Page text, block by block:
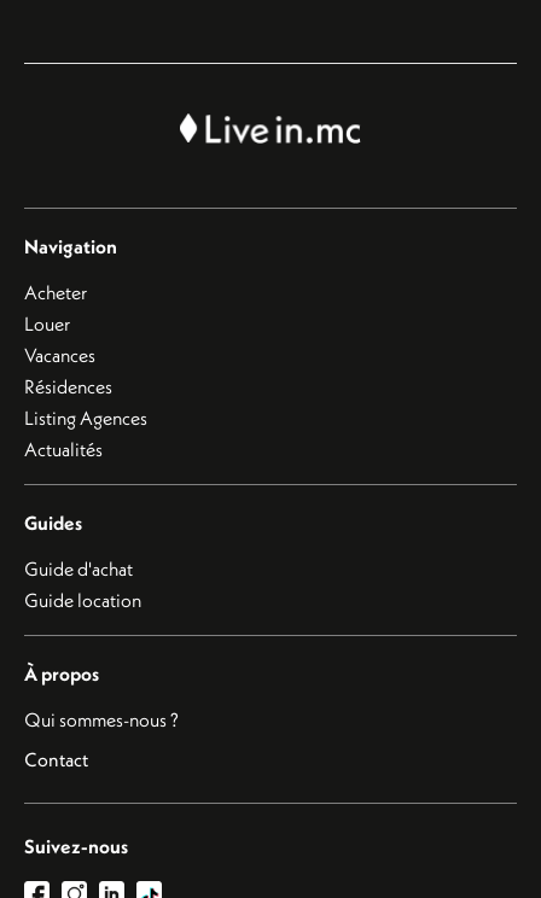
Navigation
Acheter
Louer
Vacances
Résidences
Listing Agences
Actualités
Guides
Guide d'achat
Guide location
À propos
Qui sommes-nous ?
Contact
Suivez-nous